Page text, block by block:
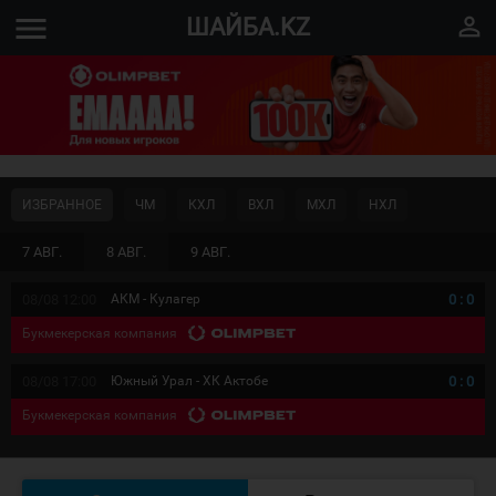
menu ШАЙБА.KZ perm_identity
7 АВГ. 8 АВГ. 9 АВГ.
ИЗБРАННОЕ ЧМ КХЛ ВХЛ МХЛ НХЛ
АКМ - Кулагер 0 : 0
Букмекерская компания
Южный Урал - ХК Актобе 0 : 0
Букмекерская компания